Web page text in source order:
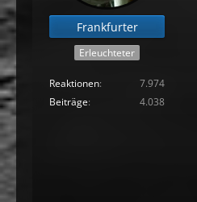
Frankfurter
Erleuchteter
Reaktionen
7.974
Beiträge
4.038